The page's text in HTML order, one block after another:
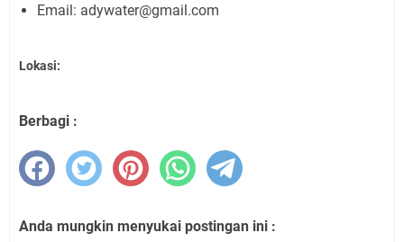
Email: adywater@gmail.com
Lokasi:
Berbagi :
Anda mungkin menyukai postingan ini :